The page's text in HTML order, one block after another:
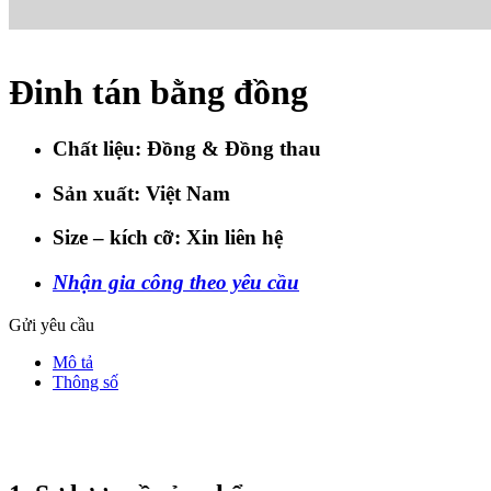
Đinh tán bằng đồng
Chất liệu: Đồng & Đồng thau
Sản xuất: Việt Nam
Size – kích cỡ: Xin liên hệ
Nhận gia công theo yêu cầu
Gửi yêu cầu
Mô tả
Thông số